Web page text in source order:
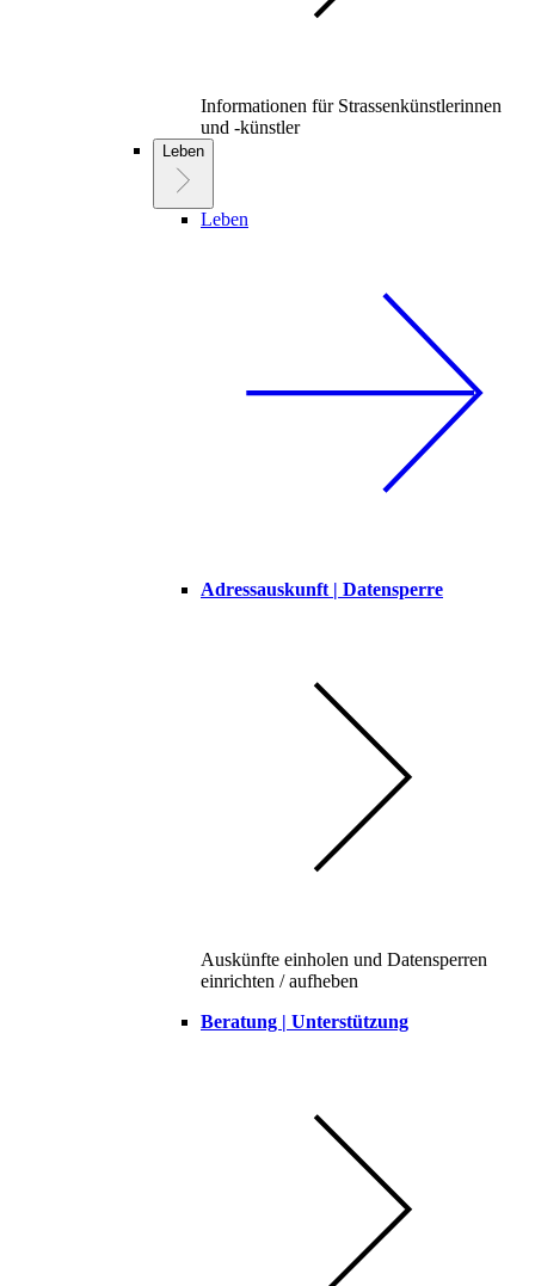
Informationen für Strassenkünstlerinnen
und -künstler
Leben
Leben
Adressauskunft | Datensperre
Auskünfte einholen und Datensperren
einrichten / aufheben
Beratung | Unterstützung